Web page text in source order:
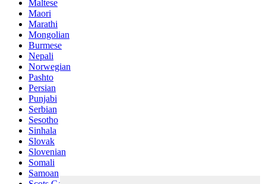
Maltese
Maori
Marathi
Mongolian
Burmese
Nepali
Norwegian
Pashto
Persian
Punjabi
Serbian
Sesotho
Sinhala
Slovak
Slovenian
Somali
Samoan